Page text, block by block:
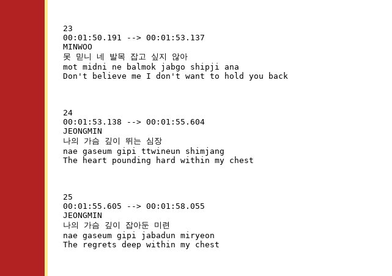
23
00:01:50.191 --> 00:01:53.137
MINWOO
못 믿니 네 발목 잡고 싶지 않아
mot midni ne balmok jabgo shipji ana
24
00:01:53.138 --> 00:01:55.604
JEONGMIN
나의 가슴 깊이 뛰는 심장
nae gaseum gipi ttwineun shimjang
25
00:01:55.605 --> 00:01:58.055
JEONGMIN
나의 가슴 깊이 잡아둔 미련
nae gaseum gipi jabadun miryeon